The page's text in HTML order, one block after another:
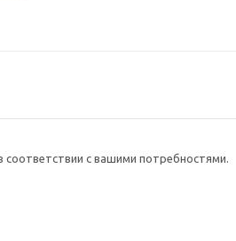
соответствии с вашими потребностями.